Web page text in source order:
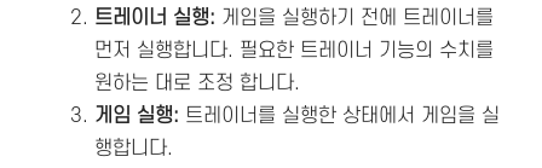
트레이너 실행: 게임을 실행하기 전에 트레이너를
먼저 실행합니다. 필요한 트레이너 기능의 수치를
원하는 대로 조정 합니다.
게임 실행: 트레이너를 실행한 상태에서 게임을 실
행합니다.